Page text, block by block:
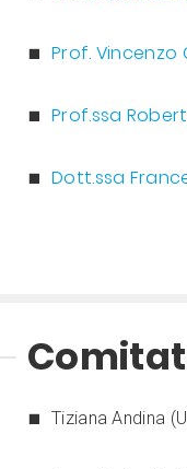
Prof. Vincenzo
Prof.ssa
Dott.ssa
Tiziana Andina